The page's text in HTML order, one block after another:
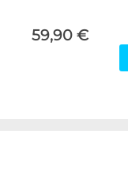
59,90 €